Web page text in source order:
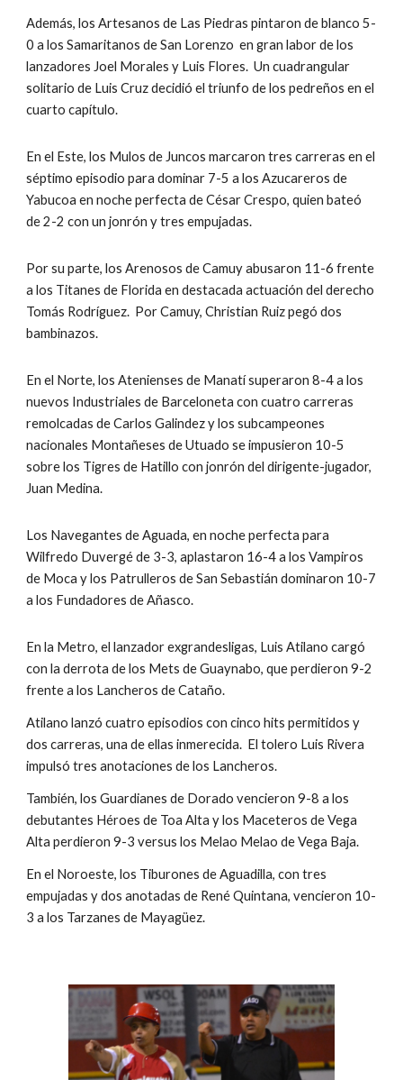
Además, los Artesanos de Las Piedras pintaron de blanco 5-
0 a los Samaritanos de San Lorenzo  en gran labor de los
lanzadores Joel Morales y Luis Flores.  Un cuadrangular
solitario de Luis Cruz decidió el triunfo de los pedreños en el
cuarto capítulo.
En el Este, los Mulos de Juncos marcaron tres carreras en el
séptimo episodio para dominar 7-5 a los Azucareros de
Yabucoa en noche perfecta de César Crespo, quien bateó
de 2-2 con un jonrón y tres empujadas.
Por su parte, los Arenosos de Camuy abusaron 11-6 frente
a los Titanes de Florida en destacada actuación del derecho
Tomás Rodríguez.  Por Camuy, Christian Ruiz pegó dos
bambinazos.
En el Norte, los Atenienses de Manatí superaron 8-4 a los
nuevos Industriales de Barceloneta con cuatro carreras
remolcadas de Carlos Galindez y los subcampeones
nacionales Montañeses de Utuado se impusieron 10-5
sobre los Tigres de Hatillo con jonrón del dirigente-jugador,
Juan Medina.
Los Navegantes de Aguada, en noche perfecta para
Wilfredo Duvergé de 3-3, aplastaron 16-4 a los Vampiros
de Moca y los Patrulleros de San Sebastián dominaron 10-7
a los Fundadores de Añasco.
En la Metro, el lanzador exgrandesligas, Luis Atilano cargó
con la derrota de los Mets de Guaynabo, que perdieron 9-2
frente a los Lancheros de Cataño.
Atilano lanzó cuatro episodios con cinco hits permitidos y
dos carreras, una de ellas inmerecida.  El tolero Luis Rivera
impulsó tres anotaciones de los Lancheros.
También, los Guardianes de Dorado vencieron 9-8 a los
debutantes Héroes de Toa Alta y los Maceteros de Vega
Alta perdieron 9-3 versus los Melao Melao de Vega Baja.
En el Noroeste, los Tiburones de Aguadilla, con tres
empujadas y dos anotadas de René Quintana, vencieron 10-
3 a los Tarzanes de Mayagüez.